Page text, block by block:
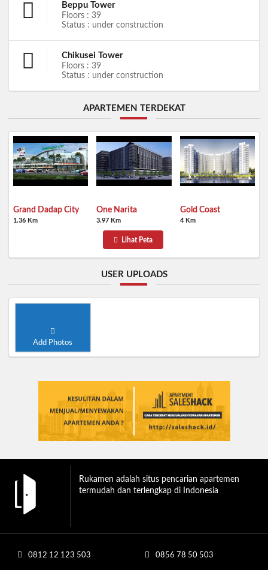
Beppu Tower
Floors : 39
Status : under construction
Chikusei Tower
Floors : 39
Status : under construction
APARTEMEN TERDEKAT
Grand Dadap City
1.36 Km
One Narita
3.97 Km
Gold Coast
4 Km
Lihat Peta
USER UPLOADS
Add Photos
Rukamen adalah situs pencarian apartemen
termudah dan terlengkap di Indonesia
0812 12 123 503 0856 78 50 503